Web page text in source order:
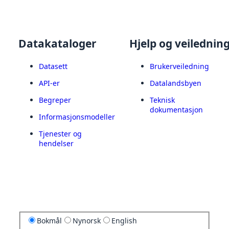
Datakataloger
Datasett
API-er
Begreper
Informasjonsmodeller
Tjenester og
hendelser
Hjelp og
Brukerveiledning
Datalandsbyen
Teknisk
dokumentasjon
Bokmål Nynorsk English